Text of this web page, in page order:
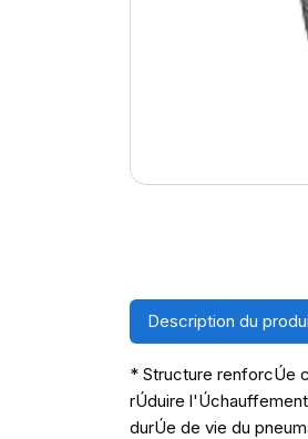
Description du
* Structure renforcÚe
rÚduire
durÚe de vie du